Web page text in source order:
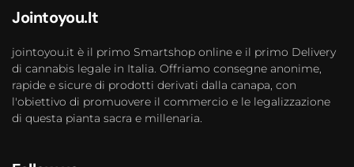
Jointoyou.It
jointoyou.it è il primo Smartshop online e il primo Delivery
di cannabis legale in Italia. Offriamo consegne anonime,
rapide e sicure di prodotti derivati dalla canapa, con
l'obiettivo di promuovere il commercio e le legalizzazione
di questa pianta sacra e millenaria.